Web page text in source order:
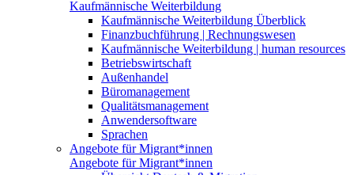
Kaufmännische Weiterbildung
Kaufmännische Weiterbildung Überblick
Finanzbuchführung | Rechnungswesen
Kaufmännische Weiterbildung | human resources
Betriebswirtschaft
Außenhandel
Büromanagement
Qualitätsmanagement
Anwendersoftware
Sprachen
Angebote für Migrant*innen
Angebote für Migrant*innen